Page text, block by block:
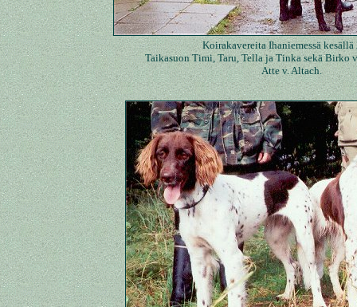
Koirakavereita Ihaniemessä kesällä
Taikasuon Timi, Taru, Tella ja Tinka sekä Birko
Atte v. Altach.